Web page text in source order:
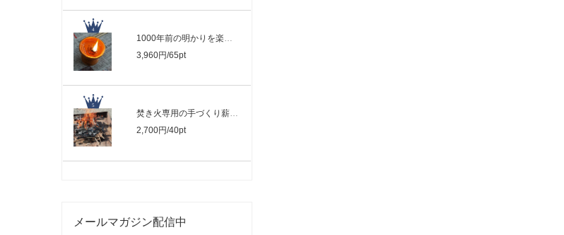
1000年前の明かりを楽しむ灯火器、「タン..
3,960円/65pt
焚き火専用の手づくり薪セット『焚き火 ..
2,700円/40pt
メールマガジン配信中